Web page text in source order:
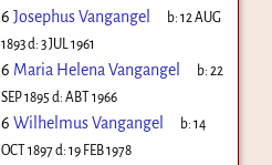
6 Josephus Vangangel b:12 AUG
1893d: 3 JUL 1961
6 Maria Helena Vangangel b:22
SEP 1895 d: ABT 1966
6 Wilhelmus Vangangel b:14
OCT 1897d: 19 FEB 1978